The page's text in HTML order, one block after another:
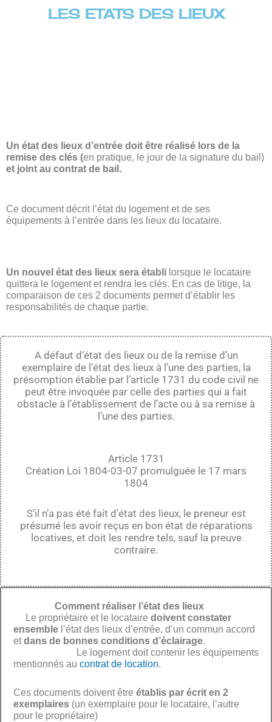
LES ETATS DES LIEUX
Un état des lieux d’entrée doit être réalisé lors de la
remise des clés (en pratique, le jour de la signature du bail)
et joint au contrat de bail.
Ce document décrit l’état du logement et de ses
équipements à l’entrée dans les lieux du locataire.
Un nouvel état des lieux sera établi lorsque le locataire
quittera le logement et rendra les clés. En cas de litige, la
comparaison de ces 2 documents permet d’établir les
responsabilités de chaque partie.
A défaut d’état des lieux ou de la remise d’un
exemplaire de l’état des lieux à l’une des parties, la
présomption établie par l’article 1731 du code civil ne
peut être invoquée par celle des parties qui a fait
obstacle à l’établissement de l’acte ou à sa remise à
l’une des parties.
Article 1731
Création Loi 1804-03-07 promulguée le 17 mars
1804
S’il n’a pas été fait d’état des lieux, le preneur est
présumé les avoir reçus en bon état de réparations
locatives, et doit les rendre tels, sauf la preuve
contraire.
Comment réaliser l’état des lieux
Le propriétaire et le locataire doivent constater
ensemble l’état des lieux d’entrée, d’un commun accord
etdans de bonnes conditions d’éclairage.
Le logement doit contenir les équipements
mentionnés au contrat de location.
Ces documents doivent être établis par écrit en 2
exemplaires (un exemplaire pour le locataire, l’autre
pour le propriétaire)